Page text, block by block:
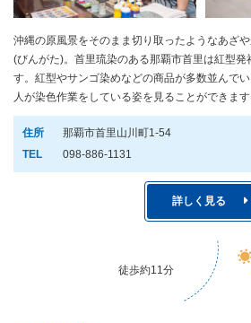
沖縄の原風景をそのまま切り取ったようなあざ
(びんがた)。首里琉染のある那覇市首里は紅型発
す。紅型やサンゴ染めなどの商品が多数並んで
人が染色作業をしている姿を見ることができます
住所
那覇市首里山川町1-54
TEL
098-886-1131
詳しく見る
徒歩約11分